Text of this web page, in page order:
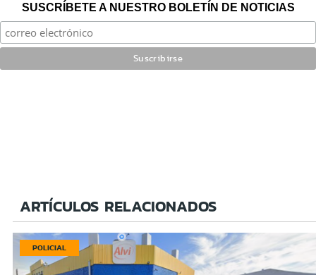
SUSCRÍBETE A NUESTRO BOLETÍN DE NOTICIAS
ARTÍCULOS RELACIONADOS
POLICIAL